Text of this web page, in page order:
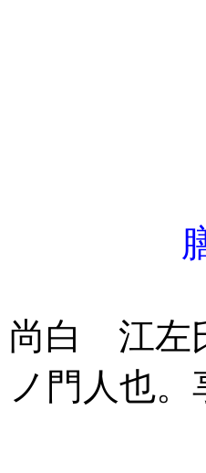
尚白 江左
ノ門人也